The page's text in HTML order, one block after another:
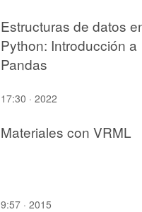
Estructuras de datos
Python: Introducción a
Pandas
17:30 · 2022
Materiales con VRML
9:57 · 2015